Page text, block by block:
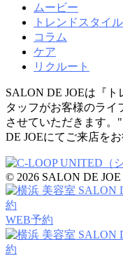
ムービー
トレンドスタイル
コラム
ケア
リクルート
SALON DE JOEは『
タッフがお客様のライ
させていただきます
DE JOEにてご来店を
© 2026 SALON DE JOE
WEB予約